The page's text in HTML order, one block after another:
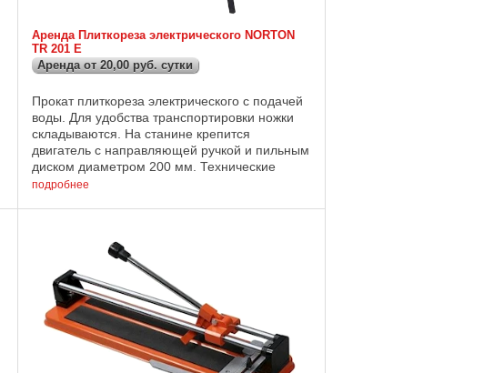
Аренда Плиткореза электрического NORTON
TR 201 E
Аренда от 20,00 руб. сутки
Прокат плиткореза электрического с подачей
воды. Для удобства транспортировки ножки
складываются. На станине крепится
двигатель с направляющей ручкой и пильным
диском диаметром 200 мм. Технические
данные : Работает от сети : 230 В;
подробнее